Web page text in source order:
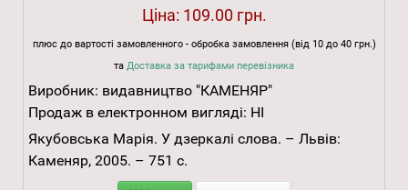
Ціна: 109.00 грн.
плюс до вартості замовленного - обробка замовлення (від 10 до 40 грн.)
та Доставка за тарифами перевізника
Виробник: видавництво "КАМЕНЯР"
Продаж в електронном вигляді: НІ
Якубовська Марія. У дзеркалі слова. – Львів:
Каменяр, 2005. – 751 с.